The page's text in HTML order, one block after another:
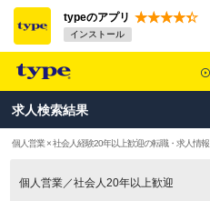
typeのアプリ
インストール
求人検索結果
個人営業 × 社会人経験20年以上歓迎の転職・求人情報
個人営業／社会人20年以上歓迎